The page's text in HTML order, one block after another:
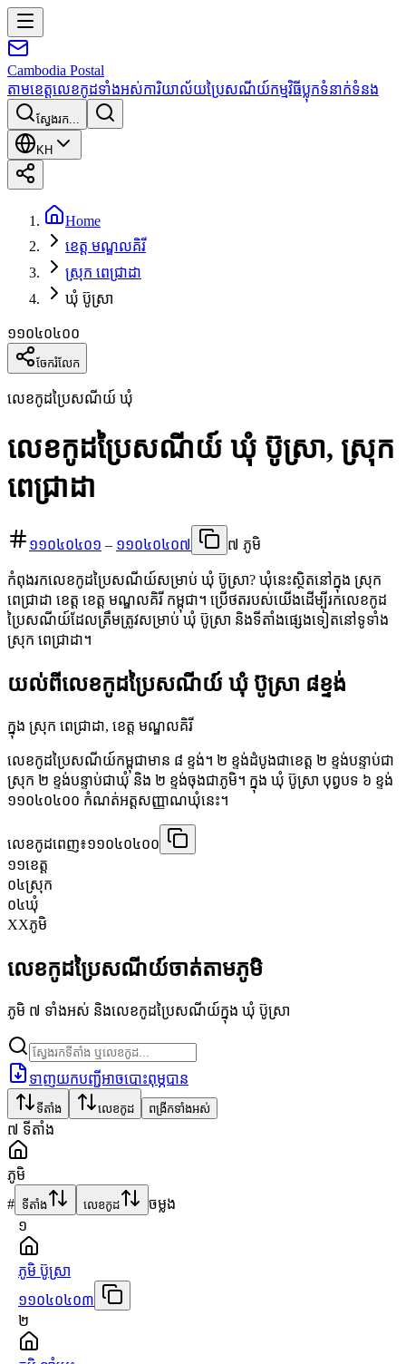
Cambodia Postal
តាមខេត្តលេខកូដទាំងអស់ការិយាល័យប្រៃសណីយ៍កម្មវិធីប្លុកទំនាក់ទំនង
ស្វែងរក...
KH
Home
ខេត្ត មណ្ឌលគិរី
ស្រុក ពេជ្រាដា
ឃុំ ប៊ូស្រា
១១០៤០៤០០
ចែករំលែក
លេខកូដប្រៃសណីយ៍ ឃុំ
លេខកូដប្រៃសណីយ៍ ឃុំ ប៊ូស្រា, ស្រុក
ពេជ្រាដា
១១០៤០៤០១ – ១១០៤០៤០៧ ៧ ភូមិ
កំពុងរកលេខកូដប្រៃសណីយ៍សម្រាប់ ឃុំ ប៊ូស្រា? ឃុំនេះស្ថិតនៅក្នុង ស្រុក
ពេជ្រាដា ខេត្ត ខេត្ត មណ្ឌលគិរី កម្ពុជា។ ប្រើថតរបស់យើងដើម្បីរកលេខកូដ
ប្រៃសណីយ៍ដែលត្រឹមត្រូវសម្រាប់ ឃុំ ប៊ូស្រា និងទីតាំងផ្សេងទៀតនៅទូទាំង
ស្រុក ពេជ្រាដា។
យល់ពីលេខកូដប្រៃសណីយ៍ ឃុំ ប៊ូស្រា ៨ខ្ទង់
ក្នុង ស្រុក ពេជ្រាដា, ខេត្ត មណ្ឌលគិរី
លេខកូដប្រៃសណីយ៍កម្ពុជាមាន ៨ ខ្ទង់។ ២ ខ្ទង់ដំបូងជាខេត្ត ២ ខ្ទង់បន្ទាប់ជា
ស្រុក ២ ខ្ទង់បន្ទាប់ជាឃុំ និង ២ ខ្ទង់ចុងជាភូមិ។ ក្នុង ឃុំ ប៊ូស្រា បុព្វបទ ៦ ខ្ទង់
១១០៤០៤០០ កំណត់អត្តសញ្ញាណឃុំនេះ។
លេខកូដពេញ៖១១០៤០៤០០
១១ខេត្ត
០៤ស្រុក
០៤ឃុំ
XXភូមិ
លេខកូដប្រៃសណីយ៍ចាត់តាមភូមិ
ភូមិ ៧ ទាំងអស់ និងលេខកូដប្រៃសណីយ៍ក្នុង ឃុំ ប៊ូស្រា
ទាញយកបញ្ជីអាចបោះពុម្ភបាន
ទីតាំង លេខកូដ ពង្រីកទាំងអស់
៧ ទីតាំង
ភូមិ
# ទីតាំង លេខកូដ
ចម្លង
១
ភូមិ ប៊ូស្រា
១១០៤០៤០៣
២